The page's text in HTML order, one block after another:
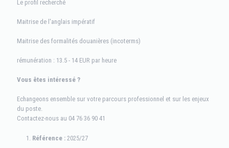
Le profil recherché
Maitrise de l'anglais impératif
Maitrise des formalités douanières (incoterms)
rémunération : 13.5 - 14 EUR par heure
Vous êtes intéressé ?
Echangeons ensemble sur votre parcours professionnel et sur les enjeux
du poste.
Contactez-nous au 04 76 36 90 41
Référence : 2025/27